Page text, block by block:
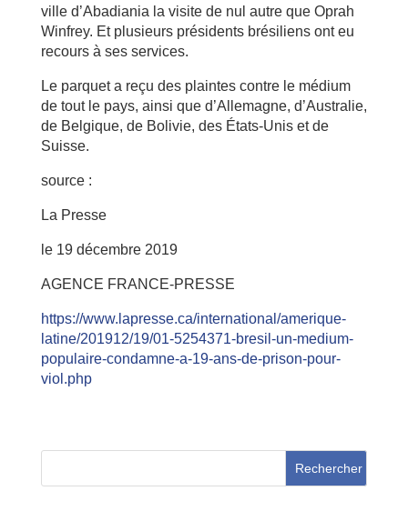
ville d’Abadiania la visite de nul autre que Oprah
Winfrey. Et plusieurs présidents brésiliens ont eu
recours à ses services.
Le parquet a reçu des plaintes contre le médium
de tout le pays, ainsi que d’Allemagne, d’Australie,
de Belgique, de Bolivie, des États-Unis et de
Suisse.
source :
La Presse
le 19 décembre 2019
AGENCE FRANCE-PRESSE
https://www.lapresse.ca/international/amerique-
latine/201912/19/01-5254371-bresil-un-medium-
populaire-condamne-a-19-ans-de-prison-pour-
viol.php